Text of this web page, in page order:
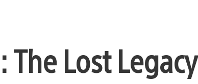
The Lost Legacy